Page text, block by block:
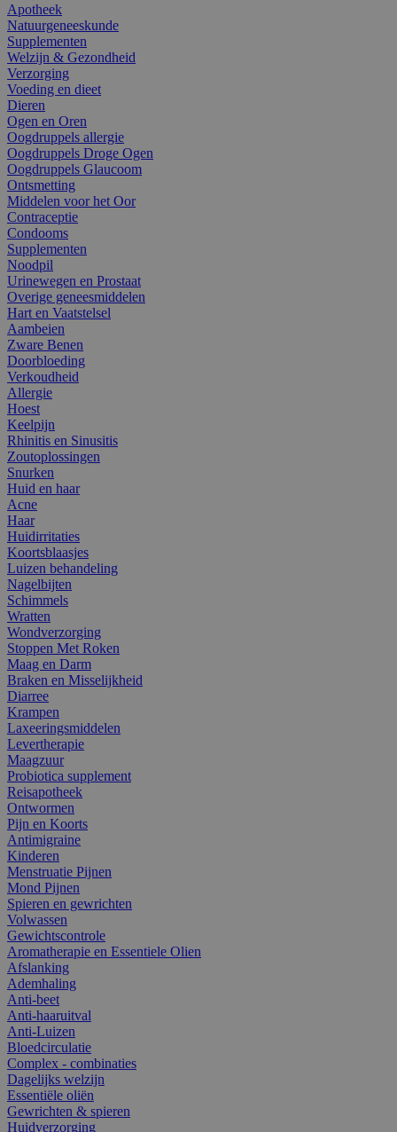
Apotheek
Natuurgeneeskunde
Supplementen
Welzijn & Gezondheid
Verzorging
Voeding en dieet
Dieren
Ogen en Oren
Oogdruppels allergie
Oogdruppels Droge Ogen
Oogdruppels Glaucoom
Ontsmetting
Middelen voor het Oor
Contraceptie
Condooms
Supplementen
Noodpil
Urinewegen en Prostaat
Overige geneesmiddelen
Hart en Vaatstelsel
Aambeien
Zware Benen
Doorbloeding
Verkoudheid
Allergie
Hoest
Keelpijn
Rhinitis en Sinusitis
Zoutoplossingen
Snurken
Huid en haar
Acne
Haar
Huidirritaties
Koortsblaasjes
Luizen behandeling
Nagelbijten
Schimmels
Wratten
Wondverzorging
Stoppen Met Roken
Maag en Darm
Braken en Misselijkheid
Diarree
Krampen
Laxeeringsmiddelen
Levertherapie
Maagzuur
Probiotica supplement
Reisapotheek
Ontwormen
Pijn en Koorts
Antimigraine
Kinderen
Menstruatie Pijnen
Mond Pijnen
Spieren en gewrichten
Volwassen
Gewichtscontrole
Aromatherapie en Essentiele Olien
Afslanking
Ademhaling
Anti-beet
Anti-haaruitval
Anti-Luizen
Bloedcirculatie
Complex - combinaties
Dagelijks welzijn
Essentiële oliën
Gewrichten & spieren
Huidverzorging